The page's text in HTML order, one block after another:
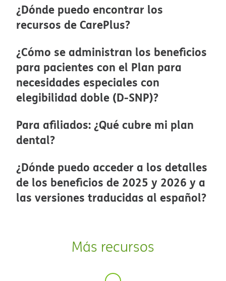
¿Dónde puedo encontrar los
recursos de CarePlus?​​
¿Cómo se administran los beneficios
para pacientes con el Plan para
necesidades especiales con
elegibilidad doble (D-SNP)?​​
Para afiliados: ¿Qué cubre mi plan
dental?​​
¿Dónde puedo acceder a los detalles
de los beneficios de 2025 y 2026 y a
las versiones traducidas al español?​​
Más recursos​​